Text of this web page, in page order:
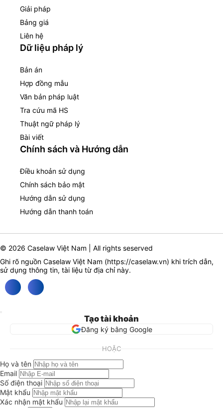
Giải pháp
Bảng giá
Liên hệ
Dữ liệu pháp lý
Bản án
Hợp đồng mẫu
Văn bản pháp luật
Tra cứu mã HS
Thuật ngữ pháp lý
Bài viết
Chính sách và Hướng dẫn
Điều khoản sử dụng
Chính sách bảo mật
Hướng dẫn sử dụng
Hướng dẫn thanh toán
© 2026 Caselaw Việt Nam | All rights seserved
Ghi rõ nguồn Caselaw Việt Nam (https://caselaw.vn) khi trích dẫn,
sử dụng thông tin, tài liệu từ địa chỉ này.
Tạo tài khoản
Đăng ký bằng Google
HOẶC
Họ và tên
Email
Số điện thoại
Mật khẩu
Xác nhận mật khẩu